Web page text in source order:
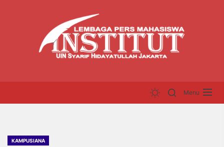
Menu
KAMPUSIANA